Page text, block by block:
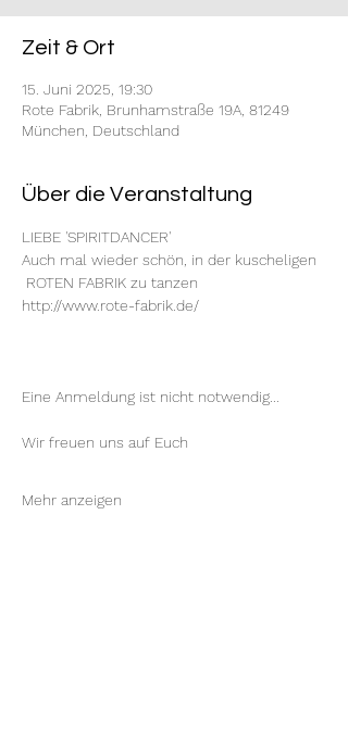
Zeit & Ort
15. Juni 2025, 19:30
Rote Fabrik, Brunhamstraße 19A, 81249
München, Deutschland
Über die Veranstaltung
LIEBE 'SPIRITDANCER'
Auch mal wieder schön, in der kuscheligen
ROTEN FABRIK zu tanzen
http://www.rote-fabrik.de/
Eine Anmeldung ist nicht notwendig...
Wir freuen uns auf Euch
Mehr anzeigen